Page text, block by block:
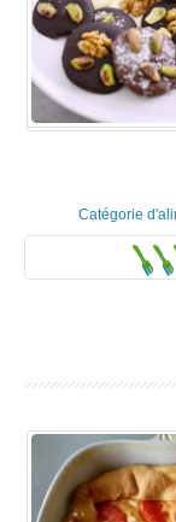
Catégorie